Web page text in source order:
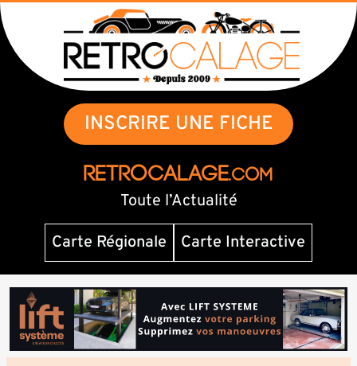
INSCRIRE UNE FICHE
RETROCALAGE.com
Toute l’Actualité
Carte Régionale
Carte Interactive